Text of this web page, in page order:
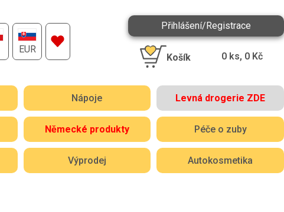
EUR
Přihlášení/Registrace
Košík 0 ks, 0 Kč
Nápoje Levná drogerie ZDE
Německé produkty Péče o zuby
Výprodej Autokosmetika